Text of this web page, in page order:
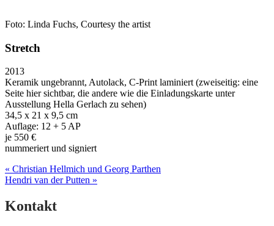
Foto: Linda Fuchs, Courtesy the artist
Stretch
2013
Keramik ungebrannt, Autolack, C-Print laminiert (zweiseitig: eine
Seite hier sichtbar, die andere wie die Einladungskarte unter
Ausstellung Hella Gerlach zu sehen)
34,5 x 21 x 9,5 cm
Auflage: 12 + 5 AP
je 550 €
nummeriert und signiert
Post
navigation
« Christian Hellmich und Georg Parthen
Hendri van der Putten »
Kontakt